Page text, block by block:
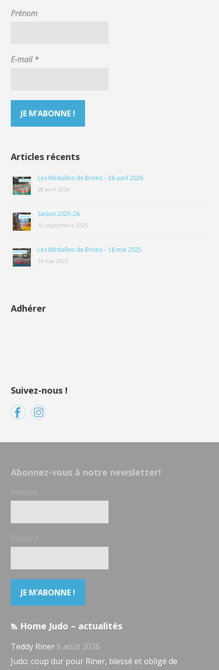
Prénom
E-mail *
Articles récents
Les Médailles de Brives – 26 avril 2026
28 avril 2026
Saison 2025-26
10 septembre 2025
Les Médailles de Brives – 18 mai 2025
19 mai 2025
Adhérer
Suivez-nous !
Abonnez-vous à notre newsletter!
Home Judo – actualités
Teddy Riner 5 août 2026
Judo: coup dur pour Riner, blessé et obligé de